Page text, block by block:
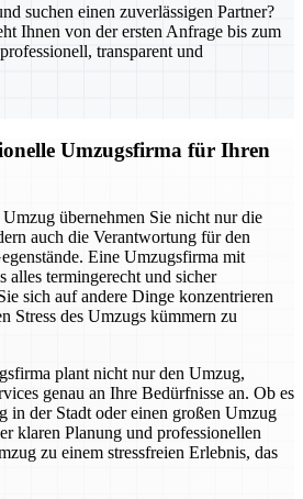
suchen einen zuverlässigen Partner?
Ihnen von der ersten Anfrage bis zum
transparent und
Umzugsfirma für Ihren
übernehmen Sie nicht nur die
auch die Verantwortung für den
Eine Umzugsfirma mit
alles termingerecht und sicher
sich auf andere Dinge konzentrieren
Stress des Umzugs kümmern zu
plant nicht nur den Umzug,
genau an Ihre Bedürfnisse an. Ob es
in der Stadt oder einen großen Umzug
klaren Planung und professionellen
zu einem stressfreien Erlebnis, das